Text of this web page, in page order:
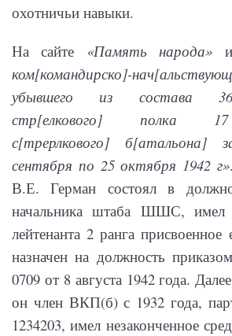
охотничьи навыки.
На сайте «Память народа»
ком[командирско]-
убывшего из состава
стр[елкового] полка
с[трерлкового]
сентября по 25 октября 1942 г»
В.Е. Герман состоял в
начальника штаба ШШС, имел
лейтенанта 2 ранга
назначен на должность
0709 от 8 августа 1942 года.
он член ВКП(б) с 1932 года,
1234203, имел незаконченное